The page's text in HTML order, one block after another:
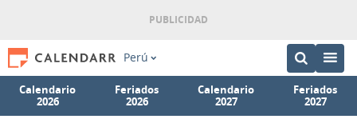
Perú
Calendario
2026
Feriados
2026
Calendario
2027
Feriados
2027